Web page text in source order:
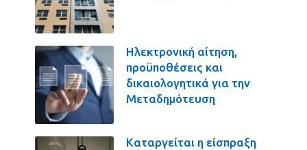
Ηλεκτρονική αίτηση,
προϋποθέσεις και
δικαιολογητικά για την
Μεταδημότευση
Καταργείται η είσπραξη